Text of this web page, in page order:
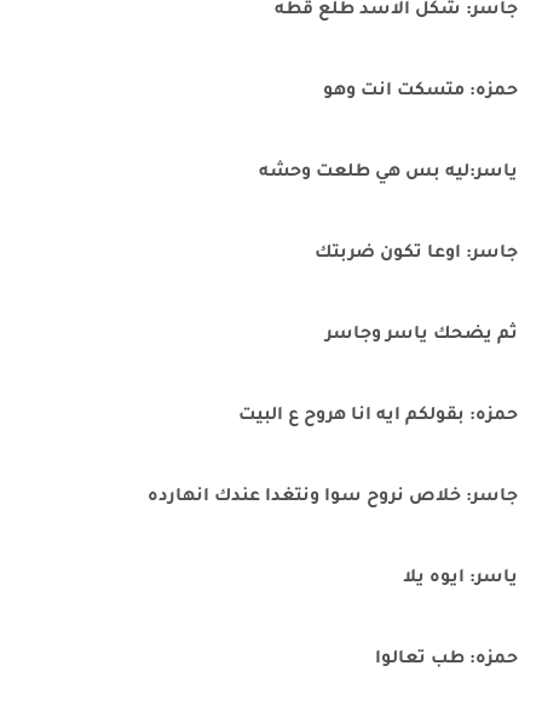
جاسر: شكل الاسد طلع قطه
حمزه: متسكت انت وهو
ياسر:ليه بس هي طلعت وحشه
جاسر: اوعا تكون ضربتك
ثم يضحك ياسر وجاسر
حمزه: بقولكم ايه انا هروح ع البيت
جاسر: خلاص نروح سوا ونتغدا عندك انهارده
ياسر: ايوه يلا
حمزه: طب تعالوا